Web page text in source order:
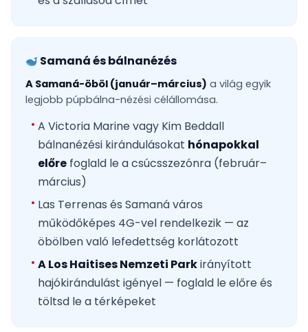
Samaná és bálnanézés
A Samaná-öböl (január–március) a világ egyik
legjobb púpbálna-nézési célállomása.
A Victoria Marine vagy Kim Beddall
bálnanézési kirándulásokat hónapokkal
előre foglald le a csúcsszezónra (február–
március)
Las Terrenas és Samaná város
működőképes 4G-vel rendelkezik — az
öbölben való lefedettség korlátozott
A Los Haitises Nemzeti Parkirányított
hajókirándulást igényel — foglald le előre és
töltsd le a térképeket